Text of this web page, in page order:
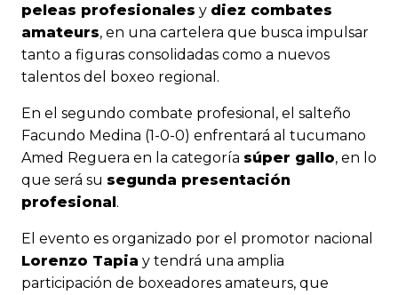
peleas profesionales y diez combates
amateurs, en una cartelera que busca impulsar
tanto a figuras consolidadas como a nuevos
talentos del boxeo regional.
En el segundo combate profesional, el salteño
Facundo Medina (1-0-0) enfrentará al tucumano
Amed Reguera en la categoría súper gallo, en lo
que será su segunda presentación
profesional.
El evento es organizado por el promotor nacional
Lorenzo Tapia y tendrá una amplia
participación de boxeadores amateurs, que